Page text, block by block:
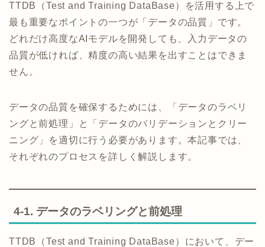
TTDB（Test and Training DataBase）を活用する上で
最も重要なポイントの一つが「データの品質」です。
どれだけ高度なAIモデルを開発しても、入力データの
品質が低ければ、精度の高い結果を出すことはできま
せん。
データの品質を確保するためには、「データのラベリ
ングと前処理」と「データのバリデーションとクリー
ニング」を適切に行う必要があります。本記事では、
それぞれのプロセスを詳しく解説します。
4-1. データのラベリングと前処理
TTDB（Test and Training DataBase）において、デー